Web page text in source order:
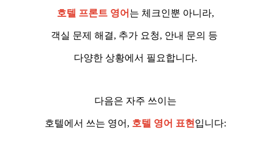
호텔 프론트 영어 는 체크인뿐 아니라,
객실 문제 해결, 추가 요청, 안내 문의 등
다양한 상황에서 필요합니다.
다음은 자주 쓰이는
호텔에서 쓰는 영어, 호텔 영어 표현 입니다: